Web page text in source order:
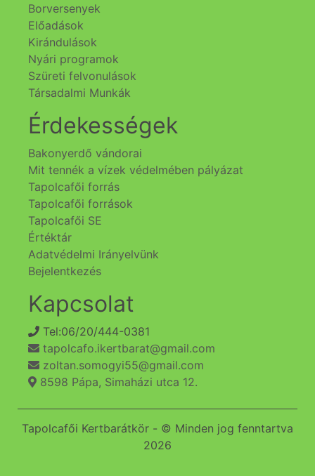
Borversenyek
Előadások
Kirándulások
Nyári programok
Szüreti felvonulások
Társadalmi Munkák
Érdekességek
Bakonyerdő vándorai
Mit tennék a vízek védelmében pályázat
Tapolcafői forrás
Tapolcafői források
Tapolcafői SE
Értéktár
Adatvédelmi Irányelvünk
Bejelentkezés
Kapcsolat
Tel:06/20/444-0381
tapolcafo.ikertbarat@gmail.com
zoltan.somogyi55@gmail.com
8598 Pápa, Simaházi utca 12.
Tapolcafői Kertbarátkör - © Minden jog fenntartva
2026